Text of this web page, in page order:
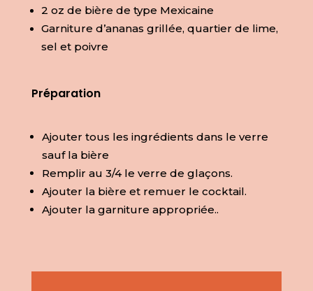
2 oz de bière de type Mexicaine
Garniture d’ananas grillée, quartier de lime,
sel et poivre
Préparation
Ajouter tous les ingrédients dans le verre
sauf la bière
Remplir au 3/4 le verre de glaçons.
Ajouter la bière et remuer le cocktail.
Ajouter la garniture appropriée..